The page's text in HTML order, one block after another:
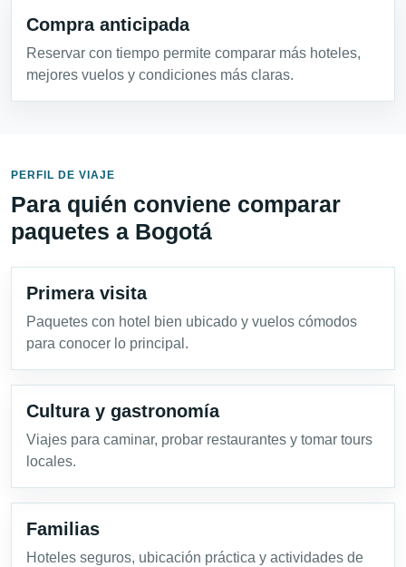
Compra anticipada
Reservar con tiempo permite comparar más hoteles,
mejores vuelos y condiciones más claras.
PERFIL DE VIAJE
Para quién conviene comparar
paquetes a Bogotá
Primera visita
Paquetes con hotel bien ubicado y vuelos cómodos
para conocer lo principal.
Cultura y gastronomía
Viajes para caminar, probar restaurantes y tomar tours
locales.
Familias
Hoteles seguros, ubicación práctica y actividades de